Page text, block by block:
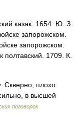
казак. 1654. Ю. З.
запорожском.
запорожском.
1709. К.
плохо.
в высшей
поговорок